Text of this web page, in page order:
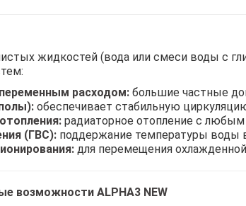
жидкостей (вода или смеси воды с
расходом: большие частные
обеспечивает стабильную
радиаторное отопление с
(ГВС): поддержание температуры воды
для перемещения
возможности ALPHA3 NEW